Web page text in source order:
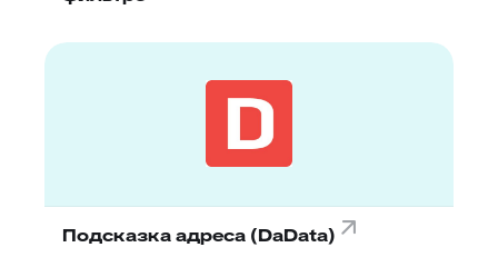
Подсказка адреса (DaData)